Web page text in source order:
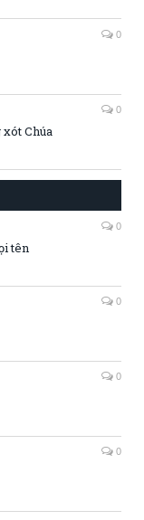
0
0
Chúa
0
tên
0
0
0